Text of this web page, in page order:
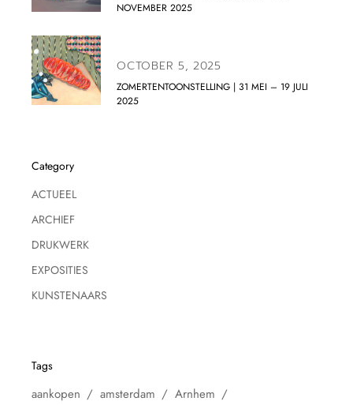
NOVEMBER 2025
OCTOBER 5, 2025
ZOMERTENTOONSTELLING | 31 MEI – 19 JULI
2025
Category
ACTUEEL
ARCHIEF
DRUKWERK
EXPOSITIES
KUNSTENAARS
Tags
aankopen amsterdam
Arnhem